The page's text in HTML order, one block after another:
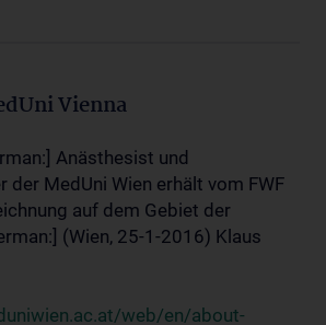
Vienna
Anästhesist und
der MedUni Wien erhält vom FWF
auf dem Gebiet der
(Wien, 25-1-2016) Klaus
web/en/about-